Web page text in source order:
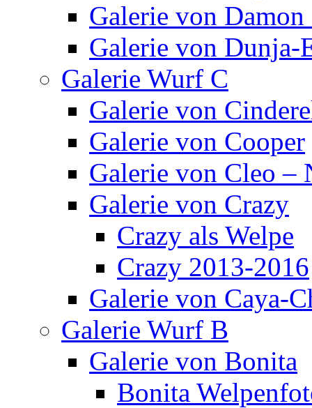
Galerie von
Galerie von Dunja-
Galerie Wurf C
Galerie von
Galerie von Cooper
Galerie von Cleo –
Galerie von Crazy
Crazy als Welpe
Crazy 2013-2016
Galerie von Caya-
Galerie Wurf B
Galerie von Bonita
Bonita